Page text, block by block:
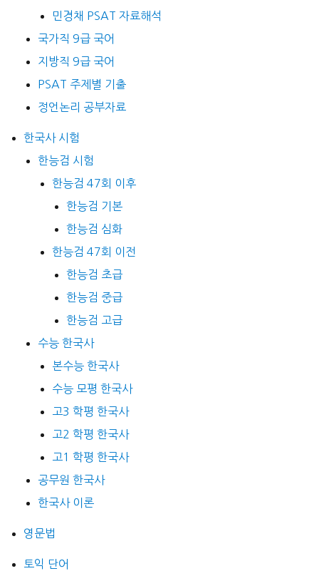
민경채 PSAT 자료해석
국가직 9급 국어
지방직 9급 국어
PSAT 주제별 기출
정언논리 공부자료
한국사 시험
한능검 시험
한능검 47회 이후
한능검 기본
한능검 심화
한능검 47회 이전
한능검 초급
한능검 중급
한능검 고급
수능 한국사
본수능 한국사
수능 모평 한국사
고3 학평 한국사
고2 학평 한국사
고1 학평 한국사
공무원 한국사
한국사 이론
영문법
토익 단어